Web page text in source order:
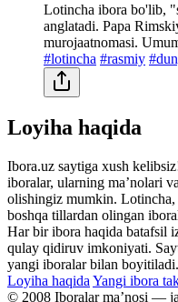
Lotincha ibora bo'lib,
anglatadi. Papa
murojaatnomasi.
#lotincha #rasmiy
Loyiha haqida
Ibora.uz saytiga xush
iboralar, ularning maʼnolari
olishingiz mumkin. Lotincha,
boshqa tillardan olingan
Har bir ibora haqida batafsil
qulay qidiruv imkoniyati.
yangi iboralar bilan boyitiladi.
Loyiha haqida Yangi ibora
© 2008 Iboralar maʼnosi —